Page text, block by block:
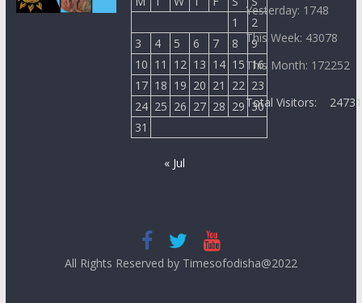
1
2
3
4 5 6 7 8
9
10 11 12 13 14 15 16
17 18 19 20 21 22 23
24 25 26 27 28 29 30
31
« Jul
Yesterday: 1748
This Week: 43078
This Month: 172252
Total Visitors:
All Rights Reserved by Timesofodisha@2022